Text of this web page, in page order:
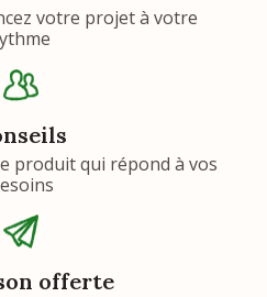
votre projet à votre
produit qui répond à vos
offerte